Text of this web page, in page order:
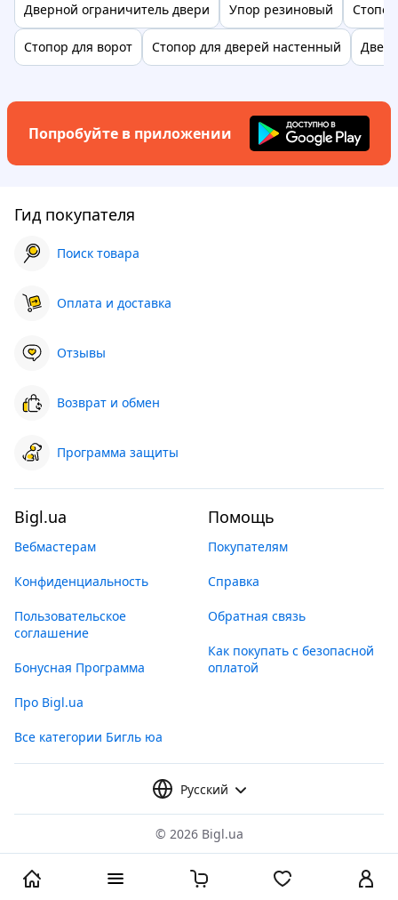
Дверной ограничитель двери Упор резиновый
Стопор для ворот Стопор для дверей настенный
Попробуйте в приложении
Гид покупателя
Поиск товара
Оплата и доставка
Отзывы
Возврат и обмен
Программа защиты
Bigl.ua
Вебмастерам
Конфиденциальность
Пользовательское
соглашение
Бонусная Программа
Про Bigl.ua
Все категории Бигль юа
Помощь
Покупателям
Справка
Обратная связь
Как покупать с безопасной
оплатой
Русский
© 2026 Bigl.ua